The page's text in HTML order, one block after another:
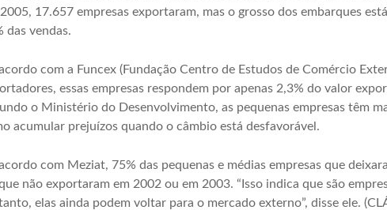
2005, 17.657 empresas exportaram, mas o grosso dos embarques
das vendas.
com a Funcex (Fundação Centro de Estudos de Comércio
essas empresas respondem por apenas 2,3% do valor
o Ministério do Desenvolvimento, as pequenas empresas têm
acumular prejuízos quando o câmbio está desfavorável.
com Meziat, 75% das pequenas e médias empresas que
não exportaram em 2002 ou em 2003. “Isso indica que são
elas ainda podem voltar para o mercado externo”, disse ele.